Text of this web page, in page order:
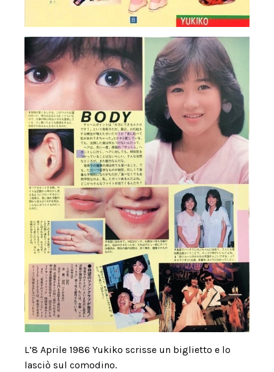
L’8 Aprile 1986 Yukiko scrisse un biglietto e lo
lasciò sul comodino.